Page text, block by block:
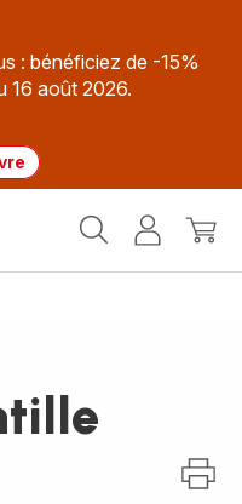
: bénéficiez de -15%
16 août 2026.
MonMon